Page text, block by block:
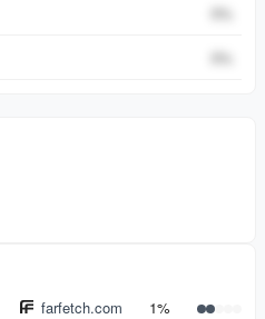
0%
0%
farfetch.com
1%